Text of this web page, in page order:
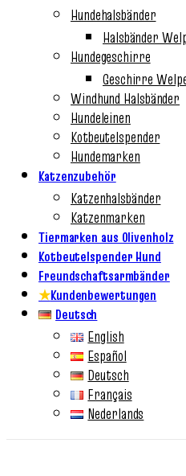
Hundehalsbänder
Halsbänder
Hundegeschirre
Geschirre
Windhund Halsbänder
Hundeleinen
Kotbeutelspender
Hundemarken
Katzenzubehör
Katzenhalsbänder
Katzenmarken
Tiermarken aus Olivenholz
Kotbeutelspender Hund
Freundschaftsarmbänder
★Kundenbewertungen
Deutsch
English
Español
Deutsch
Français
Nederlands